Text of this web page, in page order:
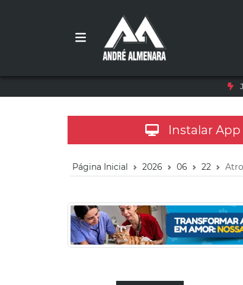
Instalar
Página Inicial 2026 06 22